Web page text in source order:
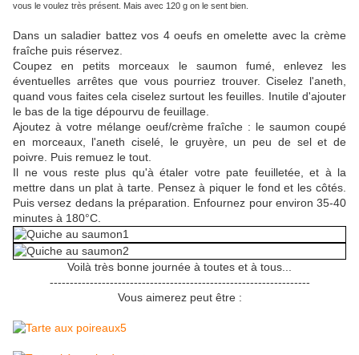
vous le voulez très présent. Mais avec 120 g on le sent bien.
Dans un saladier battez vos 4 oeufs en omelette avec la crème
fraîche puis réservez.
Coupez en petits morceaux le saumon fumé, enlevez les
éventuelles arrêtes que vous pourriez trouver. Ciselez l'aneth,
quand vous faites cela ciselez surtout les feuilles. Inutile d'ajouter
le bas de la tige dépourvu de feuillage.
Ajoutez à votre mélange oeuf/crème fraîche : le saumon coupé
en morceaux, l'aneth ciselé, le gruyère, un peu de sel et de
poivre. Puis remuez le tout.
Il ne vous reste plus qu'à étaler votre pate feuilletée, et à la
mettre dans un plat à tarte. Pensez à piquer le fond et les côtés.
Puis versez dedans la préparation. Enfournez pour environ 35-40
minutes à 180°C.
Voilà très bonne journée à toutes et à tous...
-----------------------------------------------------------------
Vous aimerez peut être :